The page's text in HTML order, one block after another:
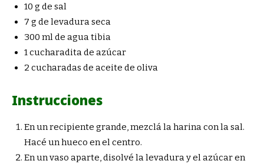
10 g de sal
7 g de levadura seca
300 ml de agua tibia
1 cucharadita de azúcar
2 cucharadas de aceite de oliva
Instrucciones
En un recipiente grande, mezclá la harina con la sal.
Hacé un hueco en el centro.
En un vaso aparte, disolvé la levadura y el azúcar en